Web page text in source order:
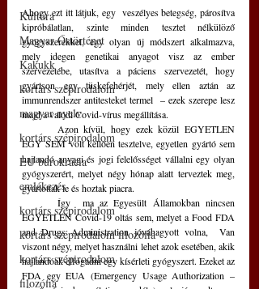
Kultúra
Magyar Őstörténet
Kakukk
kortárs szépirodalom
magyar nyelv
kortárs szépirodalom
EU bürokrácia
emlékezés
kortárs szépirodalom
kortárs szépirodalom filozófia
kortárs szépirodalom
filozófia
Ahogy ezt itt látjuk, egy  veszélyes betegség, párosítva
kipróbálatlan, szinte minden tesztet nélkülöző
gyógyszerekkel, egy olyan új módszert alkalmazva,
mely idegen genetikai anyagot visz az ember
szervezetébe, utasítva a páciens szervezetét, hogy
gyártson egy tüskefehérjét, mely ellen aztán az
immunrendszer antitesteket termel  – ezek szerepe lesz
majd a valódi Covid-vírus megállítása.
EGY SEM volt kellően tesztelve, egyetlen gyártó sem
hajlandó anyagi és jogi felelősséget vállalni egy olyan
gyógyszerért, melyet négy hónap alatt terveztek meg,
gyártottak le és hoztak piacra.
	Így  ma az Egyesült Államokban nincsen
EGYETLEN Covid-19 oltás sem, melyet a Food FDA
and Drugs Administration jóváhagyott volna,  Van
viszont négy, melyet használni lehet azok esetében, akik
hajlandóak elfogadni egy kísérleti gyógyszert. Ezeket az
FDA egy EUA (Emergency Usage Authorization –